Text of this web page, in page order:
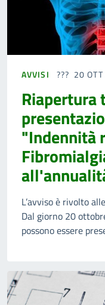
AVVISI 20
Riapertura
"Indennità
L’avviso è rivolto
Dal giorno 20
possono essere